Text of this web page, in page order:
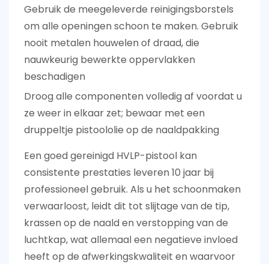
Gebruik de meegeleverde reinigingsborstels
om alle openingen schoon te maken. Gebruik
nooit metalen houwelen of draad, die
nauwkeurig bewerkte oppervlakken
beschadigen
Droog alle componenten volledig af voordat u
ze weer in elkaar zet; bewaar met een
druppeltje pistoololie op de naaldpakking
Een goed gereinigd HVLP-pistool kan
consistente prestaties leveren 10 jaar bij
professioneel gebruik. Als u het schoonmaken
verwaarloost, leidt dit tot slijtage van de tip,
krassen op de naald en verstopping van de
luchtkap, wat allemaal een negatieve invloed
heeft op de afwerkingskwaliteit en waarvoor